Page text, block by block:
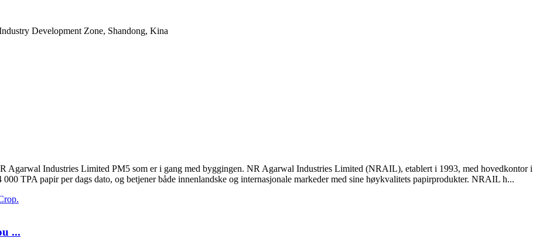
Development Zone, Shandong, Kina
Agarwal Industries Limited PM5 som er i gang med byggingen. NR Agarwal Industries Limited (NRAIL), etablert i 1993, med hovedkontor i
TPA papir per dags dato, og betjener både innenlandske og internasjonale markeder med sine høykvalitets papirprodukter. NRAIL h...
...